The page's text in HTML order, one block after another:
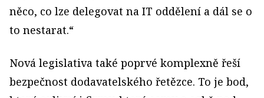
něco, co lze delegovat na IT oddělení a dál se o
to nestarat.“
Nová legislativa také poprvé komplexně řeší
bezpečnost dodavatelského řetězce. To je bod,